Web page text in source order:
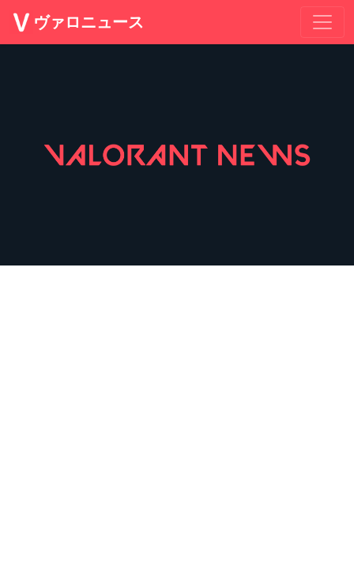
ヴァロニュース